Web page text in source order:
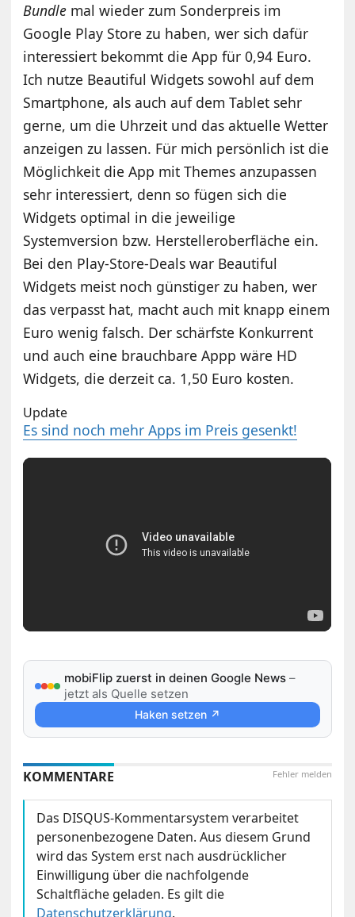
Bundle mal wieder zum Sonderpreis im
Google Play Store zu haben, wer sich dafür
interessiert bekommt die App für 0,94 Euro.
Ich nutze Beautiful Widgets sowohl auf dem
Smartphone, als auch auf dem Tablet sehr
gerne, um die Uhrzeit und das aktuelle Wetter
anzeigen zu lassen. Für mich persönlich ist die
Möglichkeit die App mit Themes anzupassen
sehr interessiert, denn so fügen sich die
Widgets optimal in die jeweilige
Systemversion bzw. Herstelleroberfläche ein.
Bei den Play-Store-Deals war Beautiful
Widgets meist noch günstiger zu haben, wer
das verpasst hat, macht auch mit knapp einem
Euro wenig falsch. Der schärfste Konkurrent
und auch eine brauchbare Appp wäre HD
Widgets, die derzeit ca. 1,50 Euro kosten.
Update
Es sind noch mehr Apps im Preis gesenkt!
mobiFlip zuerst in deinen Google News –
jetzt als Quelle setzen
Haken setzen ↗
Fehler melden
KOMMENTARE
Das DISQUS-Kommentarsystem verarbeitet
personenbezogene Daten. Aus diesem Grund
wird das System erst nach ausdrücklicher
Einwilligung über die nachfolgende
Schaltfläche geladen. Es gilt die
Datenschutzerklärung.